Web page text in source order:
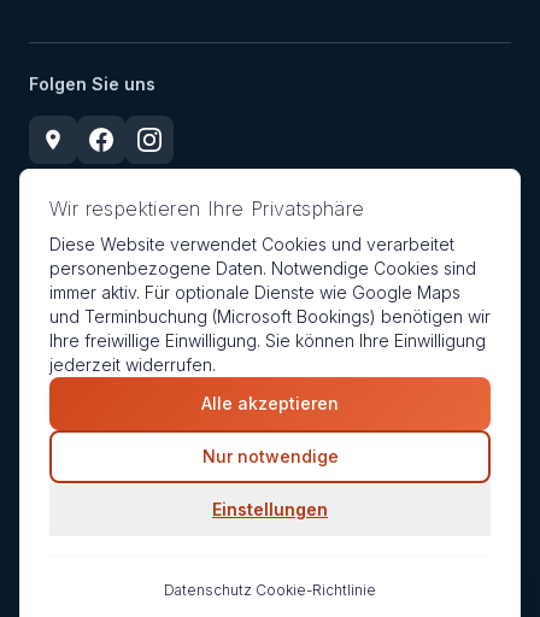
Folgen Sie uns
©2026CCX Consulting. Alle Rechte vorbehalten.
ImpressumDatenschutzerklärungCookie-Richtlinie
Cookie-Einstellungen
Wir respektieren Ihre Privatsphäre
Diese Website verwendet Cookies und verarbeitet
personenbezogene Daten. Notwendige Cookies sind
immer aktiv. Für optionale Dienste wie Google Maps
und Terminbuchung (Microsoft Bookings) benötigen wir
Ihre freiwillige Einwilligung. Sie können Ihre Einwilligung
jederzeit widerrufen.
Alle akzeptieren
Nur notwendige
Einstellungen
Datenschutz Cookie-Richtlinie